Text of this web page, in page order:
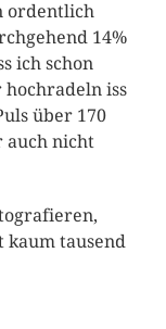
ordentlich
14%
ich schon
iss
über 170
auch nicht
kaum tausend